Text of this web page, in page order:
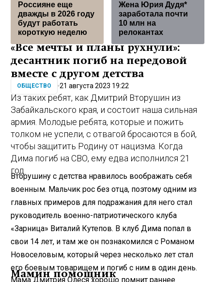
Россияне еще
дважды в 2026 году
будут работать
короткую неделю
Жена Юрия Дудя*
заработала почти
10 млн на
релокантах
«Все мечты и планы рухнули»:
десантник погиб на передовой
вместе с другом детства
ОБЩЕСТВО 21 августа 2023 19:22
Из таких ребят, как Дмитрий Вторушин из
Забайкальского края, и состоит наша сильная
армия. Молодые ребята, которые и пожить
толком не успели, с отвагой бросаются в бой,
чтобы защитить Родину от нацизма. Когда
Дима погиб на СВО, ему едва исполнился 21
год.
Вторушину с детства нравилось воображать себя
военным. Мальчик рос без отца, поэтому одним из
главных примеров для подражания для него стал
руководитель военно-патриотического клуба
«Зарница» Виталий Кутепов. В клуб Дима попал в
свои 14 лет, и там же он познакомился с Романом
Новоселовым, который через несколько лет стал
его боевым товарищем и погиб с ним в один день.
Мамин помощник
Мама Дмитрия Олеся хорошо помнит раннее